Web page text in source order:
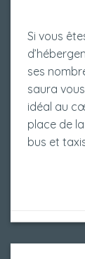
Si vous
ses
saura
idéal au
place de
bus et